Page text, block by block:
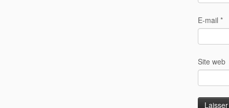
E-mail *
Site web